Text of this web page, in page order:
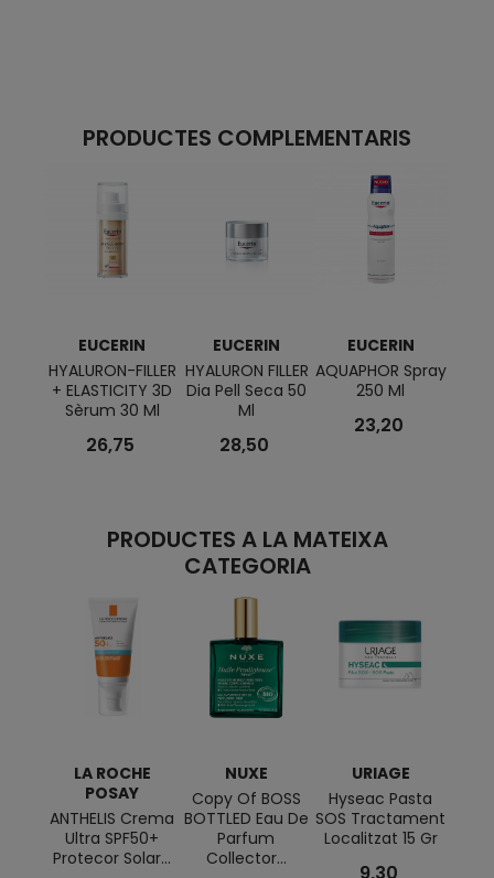
PRODUCTES COMPLEMENTARIS
EUCERIN
HYALURON-FILLER
+ ELASTICITY 3D
Sèrum 30 Ml
26,75
EUCERIN
HYALURON FILLER
Dia Pell Seca 50
Ml
28,50
EUCERIN
AQUAPHOR Spray
250 Ml
23,20
PRODUCTES A LA MATEIXA
CATEGORIA
LA ROCHE
POSAY
ANTHELIS Crema
Ultra SPF50+
Protecor Solar...
NUXE
Copy Of BOSS
BOTTLED Eau De
Parfum
Collector...
URIAGE
Hyseac Pasta
SOS Tractament
Localitzat 15 Gr
9,30